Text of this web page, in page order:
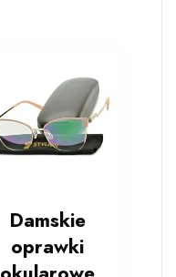
Damskie
oprawki